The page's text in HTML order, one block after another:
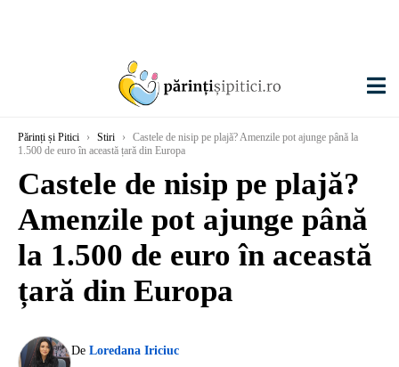
Părinți și Pitici › Stiri ›
Castele de nisip pe plajă? Amenzile pot ajunge până la
1.500 de euro în această țară din Europa
Castele de nisip pe plajă?
Amenzile pot ajunge până
la 1.500 de euro în această
țară din Europa
De Loredana Iriciuc